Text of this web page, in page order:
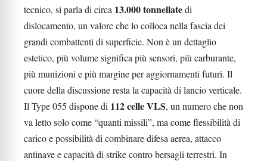
tecnico, si parla di circa 13.000 tonnellatedi
dislocamento, un valore che lo colloca nella fascia dei
grandi combattenti di superficie. Non è un dettaglio
estetico, più volume significa più sensori, più carburante,
più munizioni e più margine per aggiornamenti futuri. Il
cuore della discussione resta la capacità di lancio verticale.
Il Type 055 dispone di 112 celle VLS, un numero che non
va letto solo come “quanti missili”, ma come flessibilità di
carico e possibilità di combinare difesa aerea, attacco
antinave e capacità di strike contro bersagli terrestri. In